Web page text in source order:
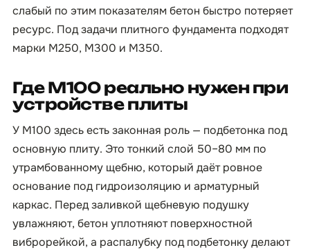
слабый по этим показателям бетон быстро потеряет
ресурс. Под задачи плитного фундамента подходят
марки М250, М300 и М350.
Где М100 реально нужен при
устройстве плиты
У М100 здесь есть законная роль — подбетонка под
основную плиту. Это тонкий слой 50–80 мм по
утрамбованному щебню, который даёт ровное
основание под гидроизоляцию и арматурный
каркас. Перед заливкой щебневую подушку
увлажняют, бетон уплотняют поверхностной
виброрейкой, а распалубку под подбетонку делают